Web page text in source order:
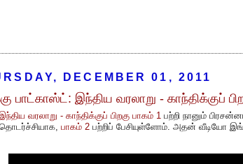
DECEMBER 01, 2011
பாட்காஸ்ட்: இந்திய வரலாறு - காந்திக்குப்
வரலாறு - காந்திக்குப் பிறகு பாகம் 1 பற்றி நானும்
பாகம் 2 பற்றிப் பேசியுள்ளோம். அதன் வீடியோ